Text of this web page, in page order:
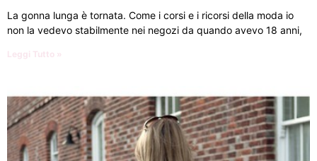
La gonna lunga è tornata. Come i corsi e i ricorsi della moda io
non la vedevo stabilmente nei negozi da quando avevo 18 anni,
Leggi Tutto »